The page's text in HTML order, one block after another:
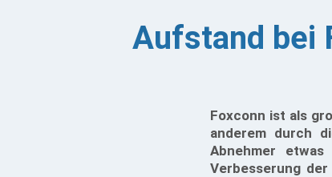
Aufstand bei
Foxconn ist als
anderem durch
Abnehmer
Verbesserung